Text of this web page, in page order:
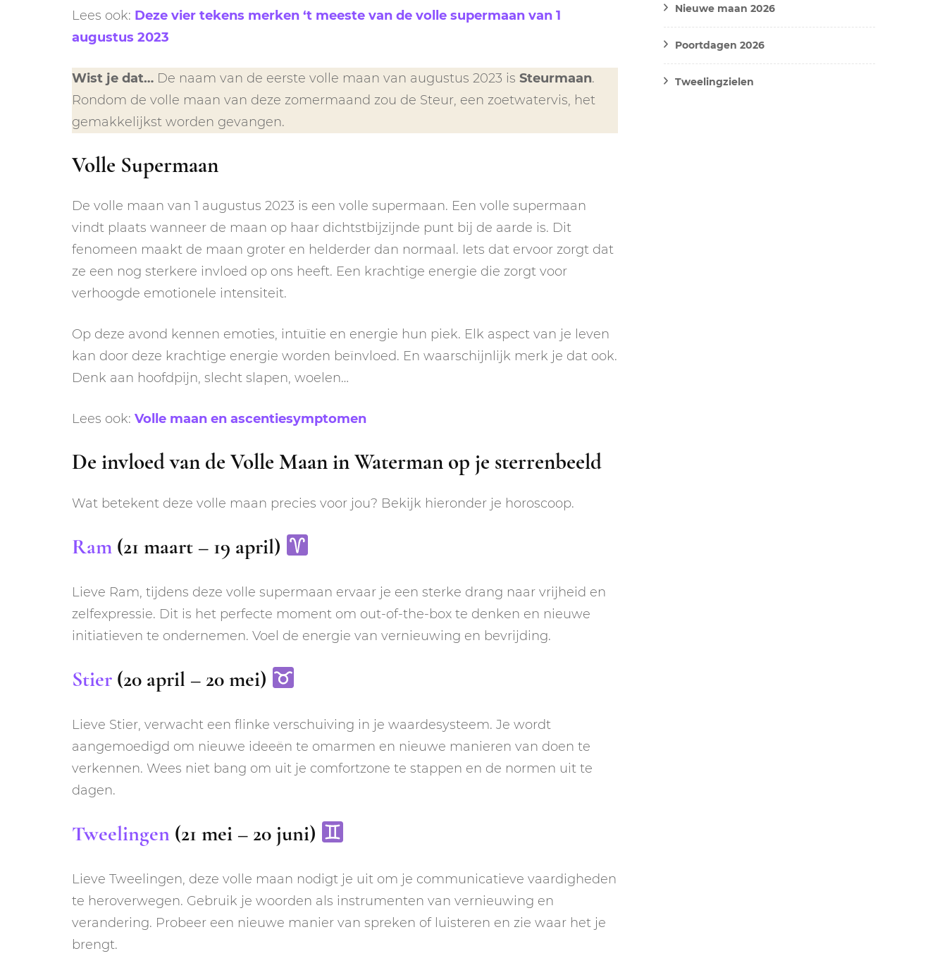
Lees ook: Deze vier tekens merken ‘t meeste van de volle supermaan van 1
augustus 2023
Wist je dat… De naam van de eerste volle maan van augustus 2023 is Steurmaan.
Rondom de volle maan van deze zomermaand zou de Steur, een zoetwatervis, het
gemakkelijkst worden gevangen.
Volle Supermaan
De volle maan van 1 augustus 2023 is een volle supermaan. Een volle supermaan
vindt plaats wanneer de maan op haar dichtstbijzijnde punt bij de aarde is. Dit
fenomeen maakt de maan groter en helderder dan normaal. Iets dat ervoor zorgt dat
ze een nog sterkere invloed op ons heeft. Een krachtige energie die zorgt voor
verhoogde emotionele intensiteit.
Op deze avond kennen emoties, intuïtie en energie hun piek. Elk aspect van je leven
kan door deze krachtige energie worden beïnvloed. En waarschijnlijk merk je dat ook.
Denk aan hoofdpijn, slecht slapen, woelen…
Lees ook: Volle maan en ascentiesymptomen
De invloed van de Volle Maan in Waterman op je sterrenbeeld
Wat betekent deze volle maan precies voor jou? Bekijk hieronder je horoscoop.
Ram (21 maart – 19 april)
Lieve Ram, tijdens deze volle supermaan ervaar je een sterke drang naar vrijheid en
zelfexpressie. Dit is het perfecte moment om out-of-the-box te denken en nieuwe
initiatieven te ondernemen. Voel de energie van vernieuwing en bevrijding.
Stier (20 april – 20 mei)
Lieve Stier, verwacht een flinke verschuiving in je waardesysteem. Je wordt
aangemoedigd om nieuwe ideeën te omarmen en nieuwe manieren van doen te
verkennen. Wees niet bang om uit je comfortzone te stappen en de normen uit te
dagen.
Tweelingen (21 mei – 20 juni)
Lieve Tweelingen, deze volle maan nodigt je uit om je communicatieve vaardigheden
te heroverwegen. Gebruik je woorden als instrumenten van vernieuwing en
verandering. Probeer een nieuwe manier van spreken of luisteren en zie waar het je
brengt.
Nieuwe maan 2026
Poortdagen 2026
Tweelingzielen